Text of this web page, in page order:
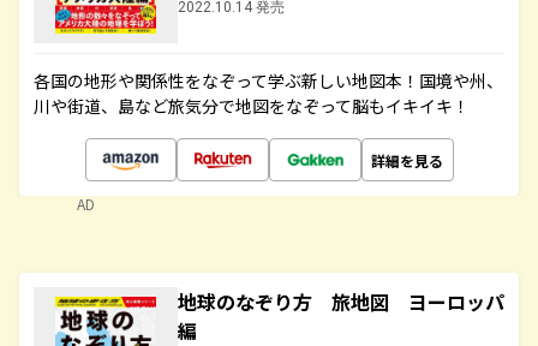
2022.10.14 発売
各国の地形や関係性をなぞって学ぶ新しい地図本！国境や州、
川や街道、島など旅気分で地図をなぞって脳もイキイキ！
詳細を見る
AD
地球のなぞり方 旅地図 ヨーロッパ
編